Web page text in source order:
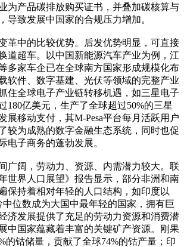
为产品碳排放购买证书，并叠加碳核算与
导致发展中国家的合规压力增加。
革中的比较优势。后发优势明显，可直接
道超车。以中国新能源汽车产业为例，江
多家车企已在全球南方国家形成规模化布
软件、数字基建、光伏等领域的完整产业
住全球电子产业链转移机遇，如三星电子
180亿美元，生产了全球超过50%的三星
展移动支付，其M-Pesa平台每月活跃用户
较为成熟的数字金融生态系统，同时也促
电子商务的蓬勃发展。
广阔，劳动力、资源、内需潜力较大。联
世界人口展望》报告显示，部分非洲和南
保持着相对年轻的人口结构，如印度以
位数成为大国中最年轻的国家，拥有巨
济发展提供了充足的劳动力资源和消费潜
中国家蕴藏着丰富的关键矿产资源。刚果
的钴储量，贡献了全球74%的钴产量；印